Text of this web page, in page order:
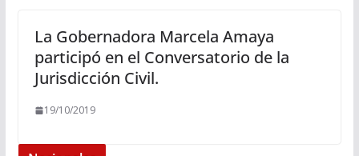
La Gobernadora Marcela Amaya
participó en el Conversatorio de la
Jurisdicción Civil.
19/10/2019